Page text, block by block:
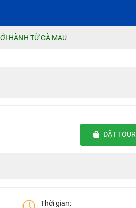
HÀNH TỪ CÀ MAU
ĐẶT TOUR
Thời gian: